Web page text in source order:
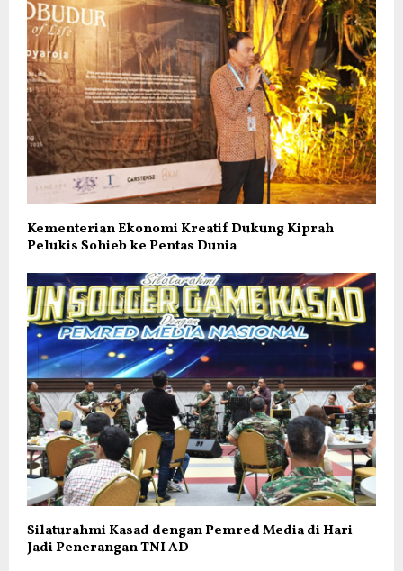
Kementerian Ekonomi Kreatif Dukung Kiprah
Pelukis Sohieb ke Pentas Dunia
Silaturahmi Kasad dengan Pemred Media di Hari
Jadi Penerangan TNI AD